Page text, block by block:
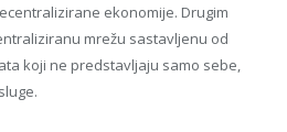
ekonomije. Drugim
mrežu sastavljenu od
koji ne predstavljaju samo sebe,